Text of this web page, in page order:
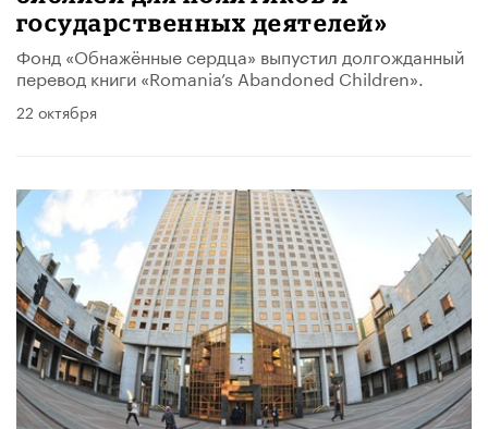
государственных деятелей»
Фонд «Обнажённые сердца» выпустил долгожданный
перевод книги «Romania’s Abandoned Children».
22 октября